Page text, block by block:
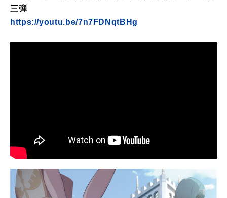
三弾
https://youtu.be/7n7FDNqtBHg